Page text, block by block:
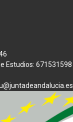
Estudios: 671531598